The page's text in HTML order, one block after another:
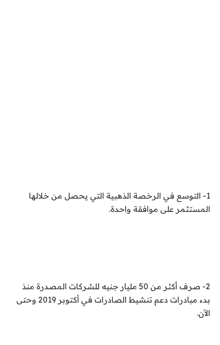
1- التوسع في الرخصة الذهبية التي يحصل من خلالها
المستثمر على موافقة واحدة.
2- صرف أكثر من 50 مليار جنيه للشركات المصدرة منذ
بدء مبادرات دعم تنشيط الصادرات في أكتوبر 2019 وحتى
الآن.